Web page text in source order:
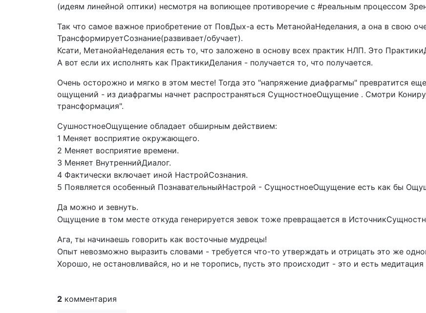
(идеям линейной оптики) несмотря на вопиющее противоречие с #реальным процессом
Так что самое важное приобретение от ПовДых-а есть МетанойаНеделания, а она в свою
ТрансформируетСознание(развивает/обучает).
Ксати, МетанойаНеделания есть то, что заложено в основу всех практик НЛП. Это
А вот если их исполнять как ПрактикиДелания - получается то, что получается.
Очень осторожно и мягко в этом месте! Тогда это "напряжение диафрагмы" превратится
ощущений - из диафрагмы начнет распространяться СущностноеОщущение . Смотри
трансформация".
СушностноеОщущение обладает обширным действием:
1 Меняет восприятие окружающего.
2 Меняет восприятие времени.
3 Меняет ВнутреннийДиалог.
4 Фактически включает иной НастройСознания.
5 Появляется особенный ПознавательныйНастрой - СущностноеОщущение есть как бы
Да можно и зевнуть.
Ощущение в том месте откуда генерируется зевок тоже превращается в
Ага, ты начинаешь говорить как восточные мудрецы!
Опыт невозможно выразить словами - требуется что-то утверждать и отрицать это же
Хорошо, не остановливайся, но и не торопись, пусть это происходит - это и есть
2 комментария